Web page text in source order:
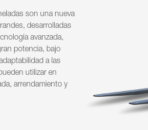
son una nueva
desarrolladas
avanzada,
potencia, bajo
a las
utilizar en
arrendamiento y